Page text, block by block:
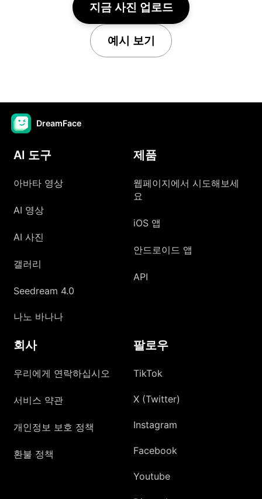
지금 사진 업로드
예시 보기
DreamFace
AI 도구
아바타 영상
AI 영상
AI 사진
갤러리
Seedream 4.0
나노 바나나
제품
웹페이지에서 시도해보세
요
iOS 앱
안드로이드 앱
API
회사
우리에게 연락하십시오
서비스 약관
개인정보 보호 정책
환불 정책
팔로우
TikTok
X (Twitter)
Instagram
Facebook
Youtube